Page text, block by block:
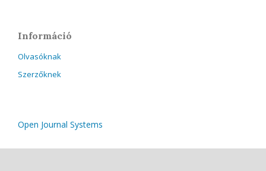
Információ
Olvasóknak
Szerzőknek
Open Journal Systems